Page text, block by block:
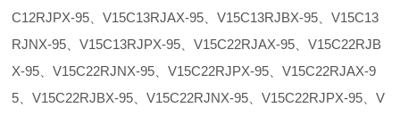
C12RJPX-95、V15C13RJAX-95、V15C13RJBX-95、V15C13
RJNX-95、V15C13RJPX-95、V15C22RJAX-95、V15C22RJB
X-95、V15C22RJNX-95、V15C22RJPX-95、V15C22RJAX-9
5、V15C22RJBX-95、V15C22RJNX-95、V15C22RJPX-95、V